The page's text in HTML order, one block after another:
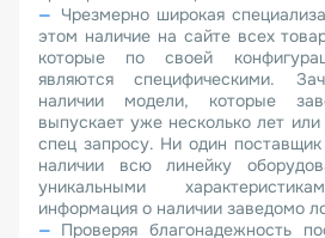
Чрезмерно широкая
этом наличие на сайте всех
которые по своей
являются специфическими.
наличии модели, которые
выпускает уже несколько лет
спец запросу. Ни один
наличии всю линейку
уникальными
информация о наличии заведомо
Проверяя благонадежность